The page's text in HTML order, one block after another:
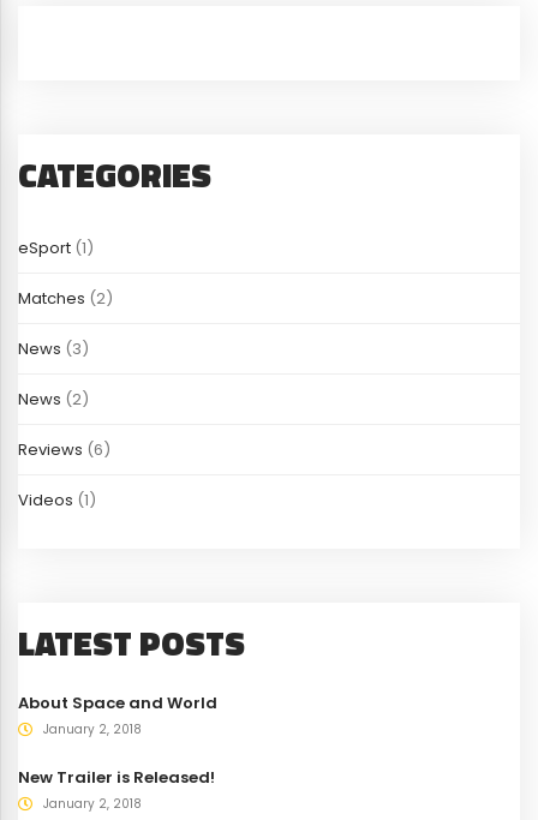
CATEGORIES
eSport (1)
Matches (2)
News (3)
News (2)
Reviews (6)
Videos (1)
LATEST POSTS
About Space and World
January 2, 2018
New Trailer is Released!
January 2, 2018